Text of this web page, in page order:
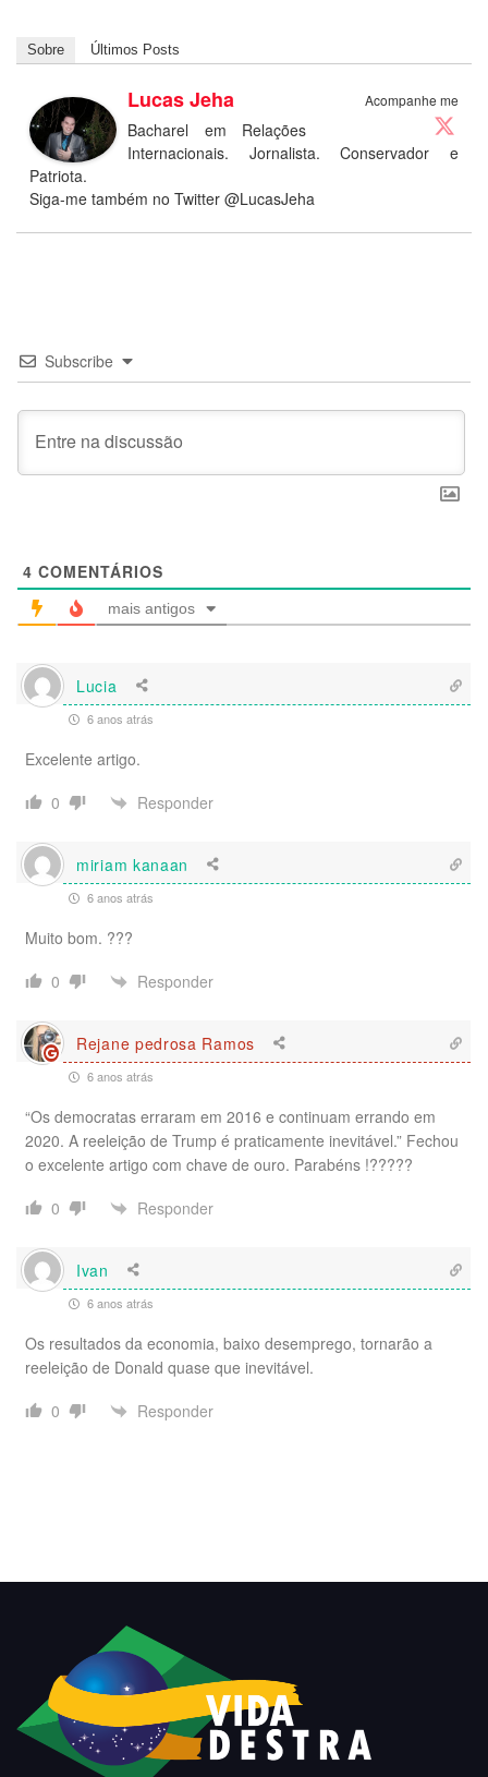
Sobre Últimos Posts
Acompanhe me
Lucas Jeha
Bacharel em Relações
Internacionais. Jornalista. Conservador e
Patriota.
Siga-me também no Twitter @LucasJeha
Subscribe
4 COMENTÁRIOS
mais antigos
Lucia
6 anos atrás
Excelente artigo.
0
Responder
miriam kanaan
6 anos atrás
Muito bom. ???
0
Responder
Rejane pedrosa Ramos
6 anos atrás
“Os democratas erraram em 2016 e continuam errando em
2020. A reeleição de Trump é praticamente inevitável.” Fechou
o excelente artigo com chave de ouro. Parabéns !?????
0
Responder
Ivan
6 anos atrás
Os resultados da economia, baixo desemprego, tornarão a
reeleição de Donald quase que inevitável.
0
Responder